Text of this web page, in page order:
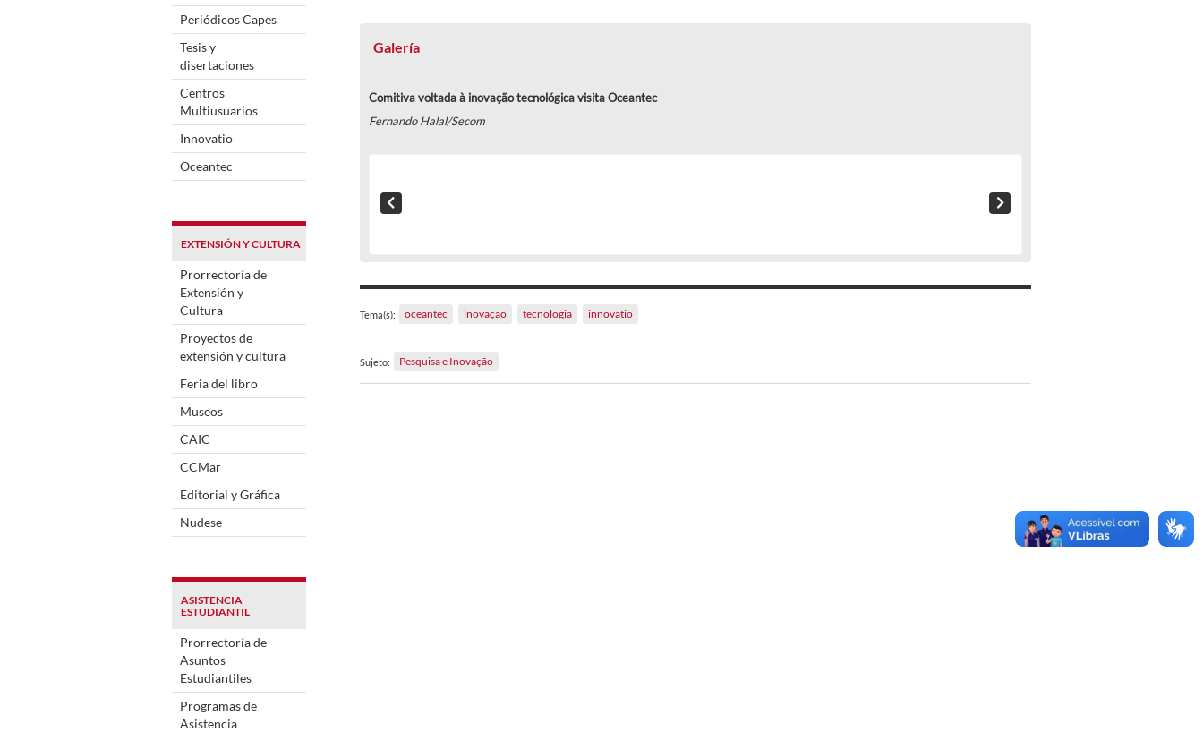
Periódicos Capes
Tesis y
disertaciones
Centros
Multiusuarios
Innovatio
Oceantec
EXTENSIÓN Y CULTURA
Prorrectoría de
Extensión y
Cultura
Proyectos de
extensión y cultura
Feria del libro
Museos
CAIC
CCMar
Editorial y Gráfica
Nudese
ASISTENCIA
ESTUDIANTIL
Prorrectoría de
Asuntos
Estudiantiles
Programas de
Asistencia
Galería
Comitiva voltada à inovação tecnológica visita Oceantec
Fernando Halal/Secom
Tema(s): oceantec inovação tecnologia innovatio
Sujeto: Pesquisa e Inovação